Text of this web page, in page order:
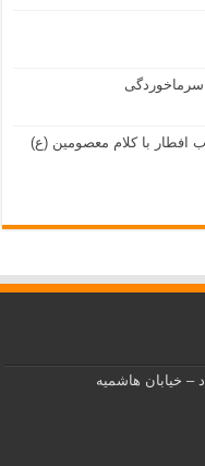
سرماخوردگی
افطار با کلام معصومین (ع)
خیابان هاشمیه